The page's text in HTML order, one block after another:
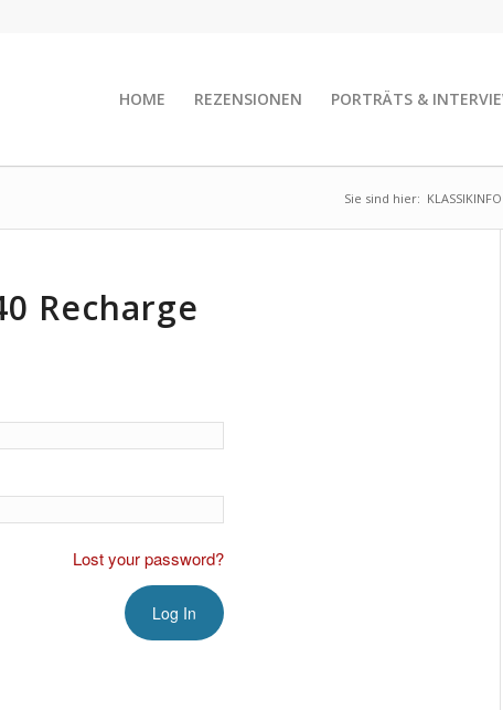
HOME REZENSIONEN PORTRÄTS &
Sie sind hier: KLASSIKINFO
Recharge
Lost your password?